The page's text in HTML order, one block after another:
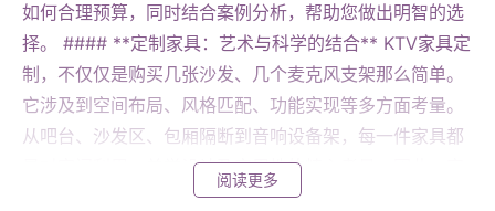
如何合理预算，同时结合案例分析，帮助您做出明智的选
择。 #### **定制家具：艺术与科学的结合** KTV家具定
制，不仅仅是购买几张沙发、几个麦克风支架那么简单。
它涉及到空间布局、风格匹配、功能实现等多方面考量。
从吧台、沙发区、包厢隔断到音响设备架，每一件家具都
是对空间利用、美学设计及实用性的精心考量。因此，定
制家具的价格往往比成品家具更高，但带来的个性化与专
阅读更多